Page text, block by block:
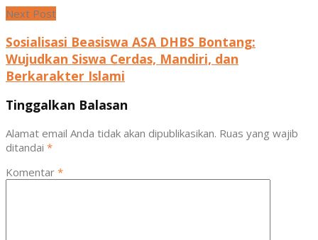
Next Post
Sosialisasi Beasiswa ASA DHBS Bontang:
Wujudkan Siswa Cerdas, Mandiri, dan
Berkarakter Islami
Tinggalkan Balasan
Alamat email Anda tidak akan dipublikasikan. Ruas yang wajib
ditandai *
Komentar *